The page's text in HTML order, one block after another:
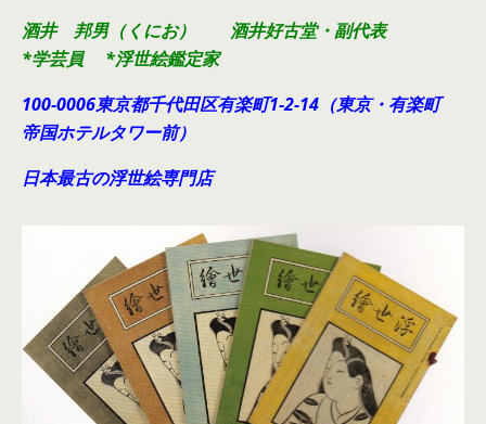
酒井 邦男（くにお） 酒井好古堂・副代表
*学芸員 *浮世絵鑑定家
100-0006東京都千代田区有楽町1-2-14（東京・有楽町
帝国ホテルタワー前）
日本最古の浮世絵専門店